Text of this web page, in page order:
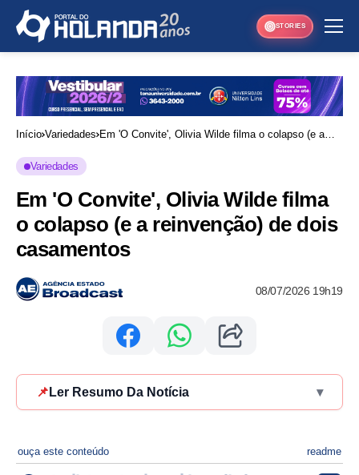
STORIES
Início Variedades Em 'O Convite', Olivia Wilde filma o colapso (e a
Variedades
Em 'O Convite', Olivia Wilde filma
o colapso (e a reinvenção) de dois
casamentos
08/07/2026 19h19
📌 Ler Resumo Da Notícia ▾
ouça este conteúdo readme